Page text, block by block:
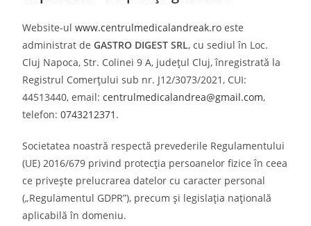
Website-ulwww.centrulmedicalandreak.ro este
administrat deGASTRO DIGEST SRL, cu sediul în Loc.
Cluj Napoca, Str. Colinei 9 A, județul Cluj, înregistrată la
Registrul Comerțului sub nr. J12/3073/2021, CUI:
44513440, email:centrulmedicalandrea@gmail.com,
telefon:0743212371 .
Societatea noastră respectă prevederile Regulamentului
(UE) 2016/679 privind protecția persoanelor fizice în ceea
ce privește prelucrarea datelor cu caracter personal
(„Regulamentul GDPR”), precum și legislația națională
aplicabilă în domeniu.